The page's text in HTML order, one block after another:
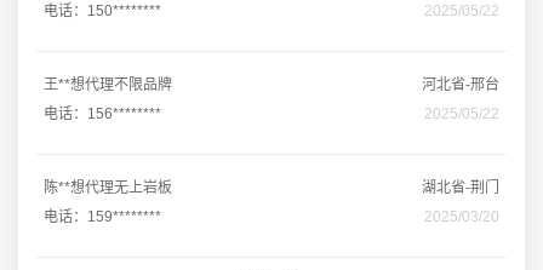
电话：150********
2025/05/22
王**想代理不限品牌
河北省-邢台
电话：156********
2025/05/22
陈**想代理无上岩板
湖北省-荆门
电话：159********
2025/03/20